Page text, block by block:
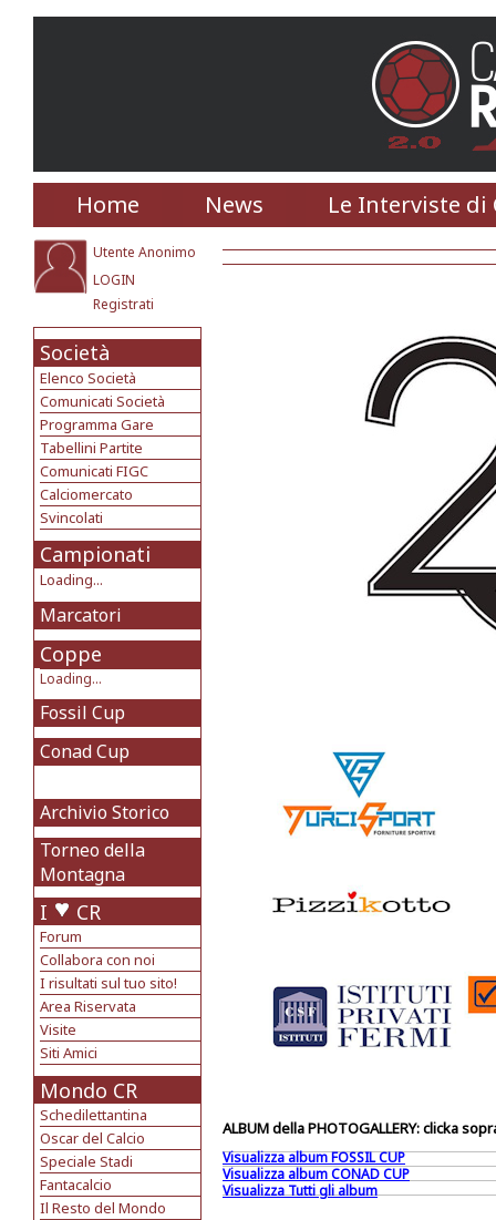
Home News Le Interviste di
Utente Anonimo
LOGIN
Registrati
Società
Elenco Società
Comunicati Società
Programma Gare
Tabellini Partite
Comunicati FIGC
Calciomercato
Svincolati
Campionati
Loading...
Marcatori
Coppe
Loading...
Fossil Cup
Conad Cup
Archivio Storico
Torneo della
Montagna
I CR
Forum
Collabora con noi
I risultati sul tuo sito!
Area Riservata
Visite
Siti Amici
Mondo CR
Schedilettantina
Oscar del Calcio
Speciale Stadi
Fantacalcio
Il Resto del Mondo
ALBUM della PHOTOGALLERY: clicka
Visualizza album FOSSIL CUP
Visualizza album CONAD CUP
Visualizza Tutti gli album